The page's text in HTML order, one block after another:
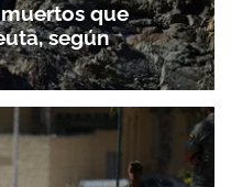
que
según